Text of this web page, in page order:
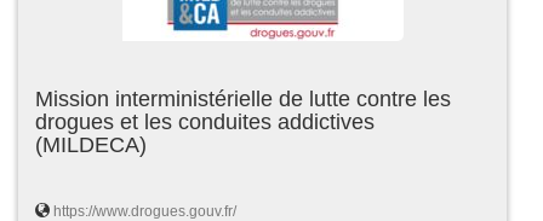
Mission interministérielle de lutte contre les
drogues et les conduites addictives
(MILDECA)
https://www.drogues.gouv.fr/